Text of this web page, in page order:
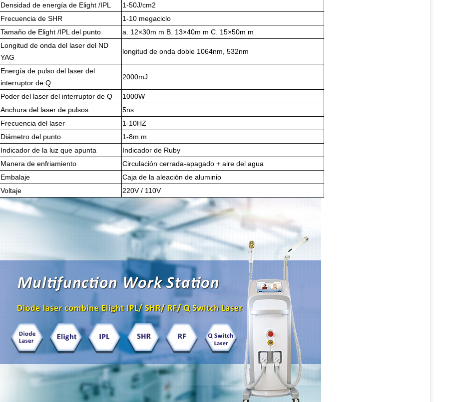
Densidad de energía de Elight /IPL
1-50J/cm2
Frecuencia de SHR
1-10 megaciclo
Tamaño de Elight /IPL del punto
a. 12×30m m B. 13×40m m C. 15×50m m
Longitud de onda del laser del ND
YAG
longitud de onda doble 1064nm, 532nm
Energía de pulso del laser del
interruptor de Q
2000mJ
Poder del laser del interruptor de Q
1000W
Anchura del laser de pulsos
5ns
Frecuencia del laser
1-10HZ
Diámetro del punto
1-8m m
Indicador de la luz que apunta
Indicador de Ruby
Manera de enfriamiento
Circulación cerrada-apagado + aire del agua
Embalaje
Caja de la aleación de aluminio
Voltaje
220V / 110V